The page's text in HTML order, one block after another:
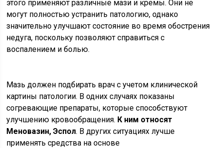
этого применяют различные мази и кремы. Они не
могут полностью устранить патологию, однако
значительно улучшают состояние во время обострения
недуга, поскольку позволяют справиться с
воспалением и болью.
Мазь должен подбирать врач с учетом клинической
картины патологии. В одних случаях показаны
согревающие препараты, которые способствуют
улучшению кровообращения. К ним относят
Меновазин, Эспол. В других ситуациях лучше
применять средства на основе